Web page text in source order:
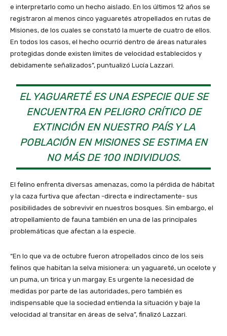
e interpretarlo como un hecho aislado. En los últimos 12 años se
registraron al menos cinco yaguaretés atropellados en rutas de
Misiones, de los cuales se constató la muerte de cuatro de ellos.
En todos los casos, el hecho ocurrió dentro de áreas naturales
protegidas donde existen límites de velocidad establecidos y
debidamente señalizados”, puntualizó Lucía Lazzari.
EL YAGUARETÉ ES UNA ESPECIE QUE SE
ENCUENTRA EN PELIGRO CRÍTICO DE
EXTINCIÓN EN NUESTRO PAÍS Y LA
POBLACIÓN EN MISIONES SE ESTIMA EN
NO MÁS DE 100 INDIVIDUOS.
El felino enfrenta diversas amenazas, como la pérdida de hábitat
y la caza furtiva que afectan -directa e indirectamente- sus
posibilidades de sobrevivir en nuestros bosques. Sin embargo, el
atropellamiento de fauna también en una de las principales
problemáticas que afectan a la especie.
“En lo que va de octubre fueron atropellados cinco de los seis
felinos que habitan la selva misionera: un yaguareté, un ocelote y
un puma, un tirica y un margay. Es urgente la necesidad de
medidas por parte de las autoridades, pero también es
indispensable que la sociedad entienda la situación y baje la
velocidad al transitar en áreas de selva”, finalizó Lazzari.